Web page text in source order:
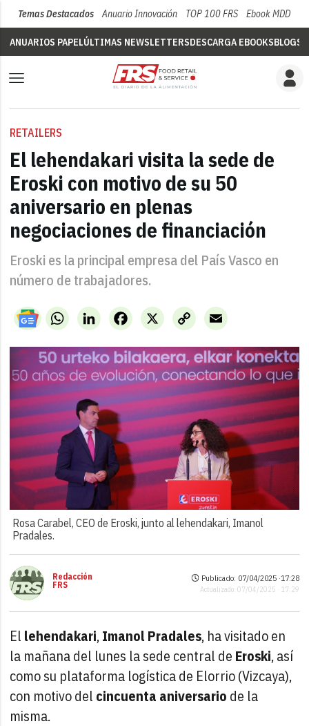
Temas Destacados Anuario Innovación TOP 100 FRS Ebook MDD
ANUARIOS PAPELÚLTIMAS NEWSLETTERSDESCARGA EBOOKSBLOGS
RETAILERS
El lehendakari visita la sede de
Eroski con motivo de su 50
aniversario en plenas
negociaciones de financiación
Eroski es la principal empresa del País Vasco en
número de trabajadores.
WhatsAppLinkedIn X
Facebook
Copy
Link
Email
Rosa Carabel, CEO de Eroski, junto al lehendakari, Imanol
Pradales.
Redacción
FRS
Publicado: 07/04/2025 ·17:28
Actualizado: 07/04/2025 · 17:29
El lehendakari,Imanol Pradales, ha visitado en
la mañana del lunes la sede central de Eroski, así
como su plataforma logística de Elorrio (Vizcaya),
con motivo del cincuenta aniversario de la
misma.